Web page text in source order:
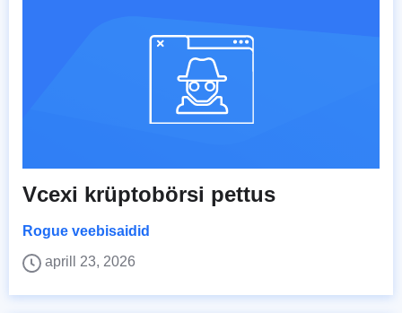
Vcexi krüptobörsi pettus
Rogue veebisaidid
aprill 23, 2026